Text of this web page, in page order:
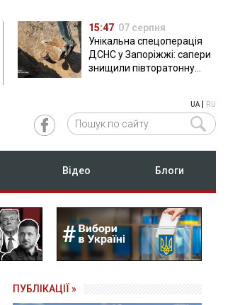
15:47 07 серпня
Унікальна спецоперація
ДСНС у Запоріжжі: сапери
знищили півторатонну
UA| RU
Відео Блоги
ПУБЛІКАЦІЇ »